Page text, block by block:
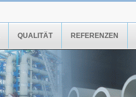
QUALITÄT REFERENZEN